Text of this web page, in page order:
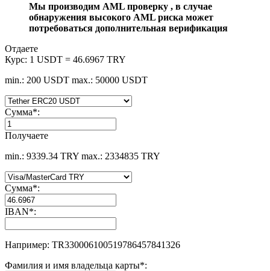
Мы производим AML проверку , в случае
обнаружения высокого AML риска может
потребоваться дополнительная верификация
Отдаете
Курс: 1 USDT = 46.6967 TRY
min.: 200 USDT max.: 50000 USDT
Сумма*:
Получаете
min.: 9339.34 TRY max.: 2334835 TRY
Сумма*:
IBAN*:
Например: TR330006100519786457841326
Фамилия и имя владельца карты*: